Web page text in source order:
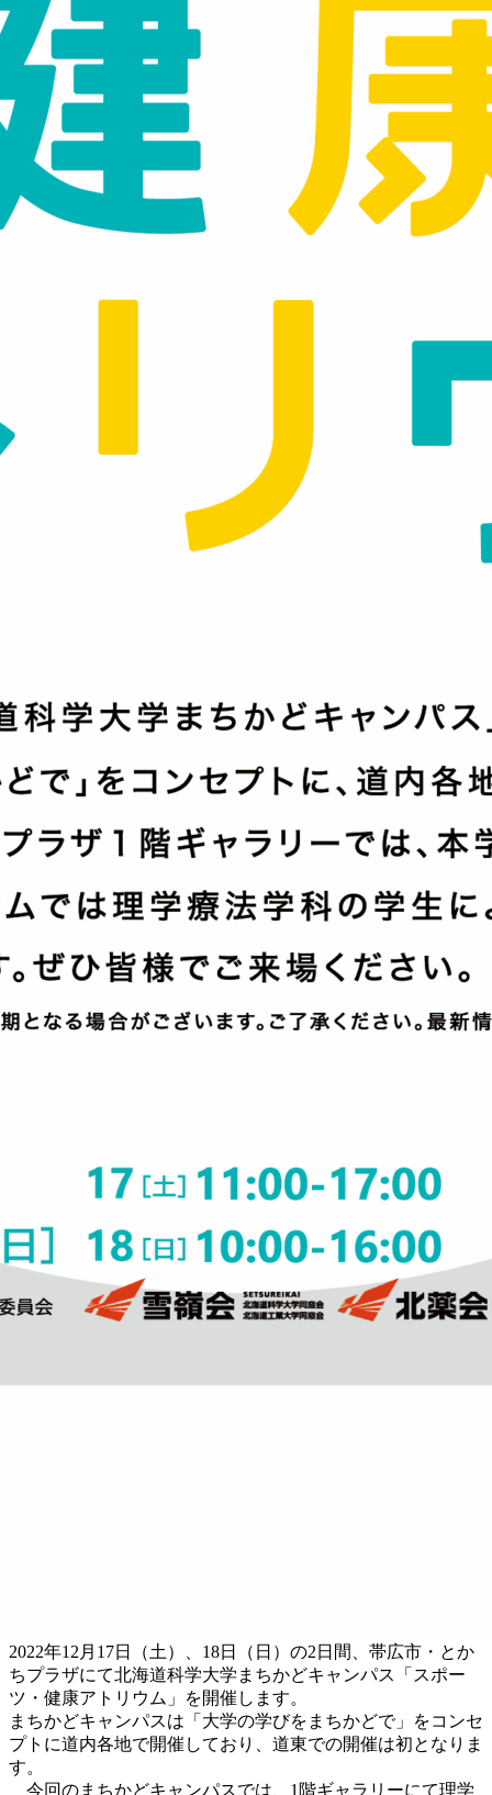
2022年12月17日（土）、18日（日）の2日間、帯広市・とか
ちプラザにて北海道科学大学まちかどキャンパス「スポー
ツ・健康アトリウム」を開催します。
まちかどキャンパスは「大学の学びをまちかどで」をコンセ
プトに道内各地で開催しており、道東での開催は初となりま
す。
今回のまちかどキャンパスでは、1階ギャラリーにて理学